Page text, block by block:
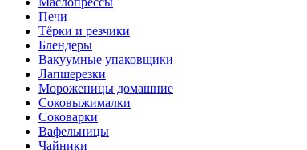
Печи
Тёрки и резчики
Блендеры
Вакуумные упаковщики
Лапшерезки
Мороженицы домашние
Соковыжималки
Соковарки
Вафельницы
Чайники